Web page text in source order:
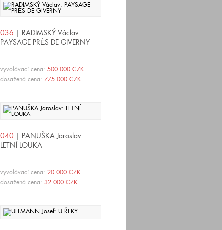
036 | RADIMSKÝ Václav:
PAYSAGE PRÈS DE GIVERNY
vyvolávací cena: 500 000 CZK
dosažená cena: 775 000 CZK
040 | PANUŠKA Jaroslav:
LETNÍ LOUKA
vyvolávací cena: 20 000 CZK
dosažená cena: 32 000 CZK